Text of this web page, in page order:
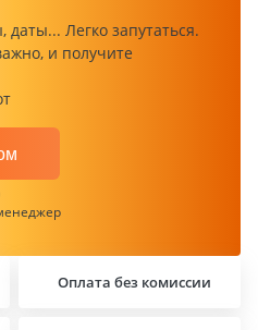
Легко запутаться.
и получите
Оплата без комиссии